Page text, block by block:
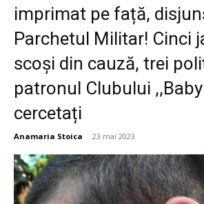
imprimat pe față,
Parchetul Militar! Cinci
scoși din cauză, trei
patronul Clubului
cercetați
Anamaria Stoica - 23 mai 2023